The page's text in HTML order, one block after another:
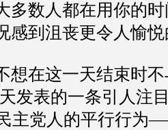
多数人都在用你的
感到沮丧更令人愉
想在这一天结束时
发表的一条引人注
主党人的平行行为